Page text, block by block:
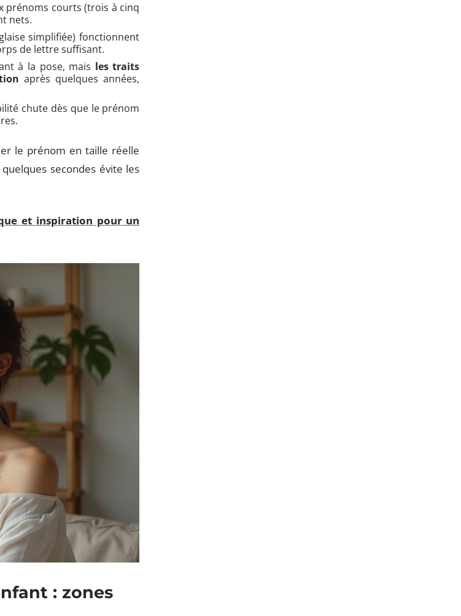
prénoms courts (trois à cinq
nets.
simplifiée) fonctionnent
de lettre suffisant.
à la pose, mais les traits
après quelques années,
chute dès que le prénom
le prénom en taille réelle
secondes évite les
et inspiration pour un
: zones